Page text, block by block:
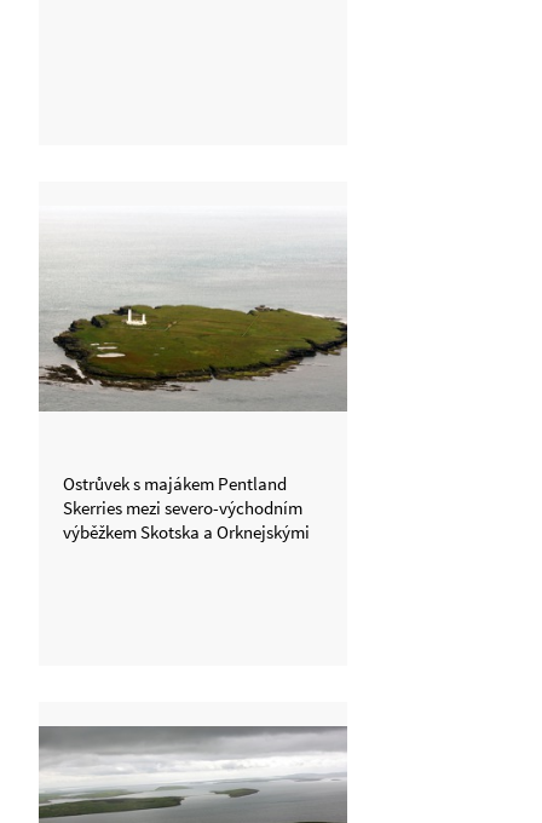
Ostrůvek s majákem Pentland
Skerries mezi severo-východním
výběžkem Skotska a Orknejskými